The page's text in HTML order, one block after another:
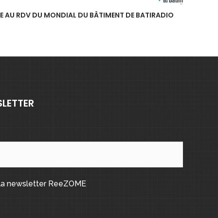
AU RDV DU MONDIAL DU BÂTIMENT DE BATIRADIO
newsletter ReeZOME